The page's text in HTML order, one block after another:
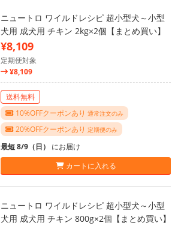
ニュートロ ワイルドレシピ 超小型犬～小型
犬用 成犬用 チキン 2kg×2個【まとめ買い】
¥8,109
定期便対象
¥8,109
送料無料
10%OFFクーポンあり 通常注文のみ
20%OFFクーポンあり 定期便のみ
最短 8/9（日） にお届け
カートに入れる
ニュートロ ワイルドレシピ 超小型犬～小型
犬用 成犬用 チキン 800g×2個【まとめ買い】